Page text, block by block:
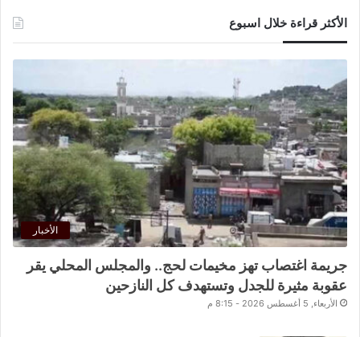
الأكثر قراءة خلال اسبوع
الأخبار
جريمة اغتصاب تهز مخيمات لحج.. والمجلس المحلي يقر
عقوبة مثيرة للجدل وتستهدف كل النازحين
الأربعاء, 5 أغسطس 2026 - 8:15 م